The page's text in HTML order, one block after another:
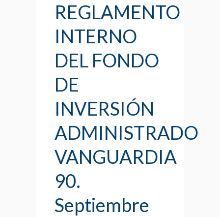
REGLAMENTO
INTERNO
DEL FONDO
DE
INVERSIÓN
ADMINISTRADO
VANGUARDIA
90.
Septiembre